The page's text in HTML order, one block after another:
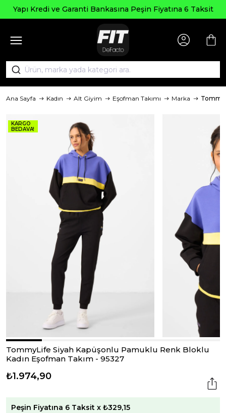
Yapı Kredi ve Garanti Bankasına Peşin Fiyatına 6 Taksit
Ana Sayfa Kadın Alt Giyim Eşofman Takımı Marka
KARGO
BEDAVA!
TommyLife Siyah Kapüşonlu Pamuklu Renk Bloklu
Kadın Eşofman Takım - 95327
₺1.974,90
Peşin Fiyatına 6 Taksit x ₺329,15